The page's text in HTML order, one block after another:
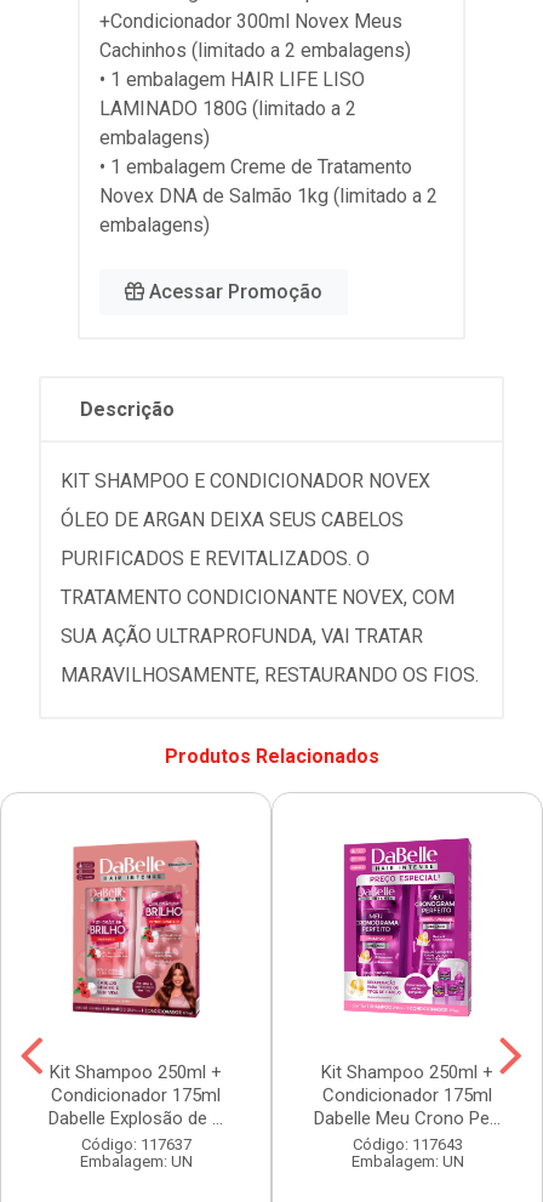
+Condicionador 300ml Novex Meus
Cachinhos (limitado a 2 embalagens)
• 1 embalagem HAIR LIFE LISO
LAMINADO 180G (limitado a 2
embalagens)
• 1 embalagem Creme de Tratamento
Novex DNA de Salmão 1kg (limitado a 2
embalagens)
Acessar Promoção
Descrição
KIT SHAMPOO E CONDICIONADOR NOVEX
ÓLEO DE ARGAN DEIXA SEUS CABELOS
PURIFICADOS E REVITALIZADOS. O
TRATAMENTO CONDICIONANTE NOVEX, COM
SUA AÇÃO ULTRAPROFUNDA, VAI TRATAR
MARAVILHOSAMENTE, RESTAURANDO OS FIOS.
Produtos Relacionados
Kit Shampoo 250ml +
Condicionador 175ml
Dabelle Explosão de ...
Código: 117637
Embalagem: UN
Kit Shampoo 250ml +
Condicionador 175ml
Dabelle Meu Crono Pe...
Código: 117643
Embalagem: UN